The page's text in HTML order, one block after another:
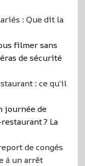
: Que dit la
filmer sans
de sécurité
: ce qu’il
journée de
? La
de congés
à un arrêt